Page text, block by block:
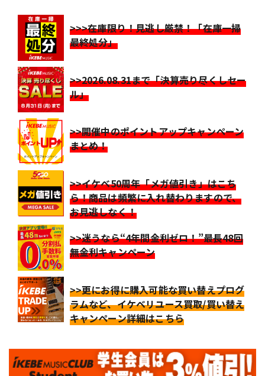
>>>在庫限り！見逃し厳禁！「在庫一掃
最終処分」
>>2026.08.31まで「決算売り尽くしセー
ル」
>>開催中のポイントアップキャンペーン
まとめ！
>>イケベ50周年「メガ値引き」はこち
ら！商品は頻繁に入れ替わりますので、
お見逃しなく！
>>迷うなら“4年間金利ゼロ！”最長48回
無金利キャンペーン
>>更にお得に購入可能な買い替えプログ
ラムなど、イケベリユース買取/買い替え
キャンペーン詳細はこちら